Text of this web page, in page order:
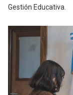
Gestión Educativa.